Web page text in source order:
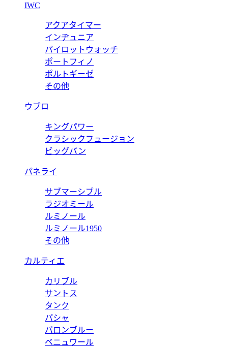
IWC
アクアタイマー
インヂュニア
パイロットウォッチ
ポートフィノ
ポルトギーゼ
その他
ウブロ
キングパワー
クラシックフュージョン
ビッグバン
パネライ
サブマーシブル
ラジオミール
ルミノール
ルミノール1950
その他
カルティエ
カリブル
サントス
タンク
パシャ
バロンブルー
ベニュワール